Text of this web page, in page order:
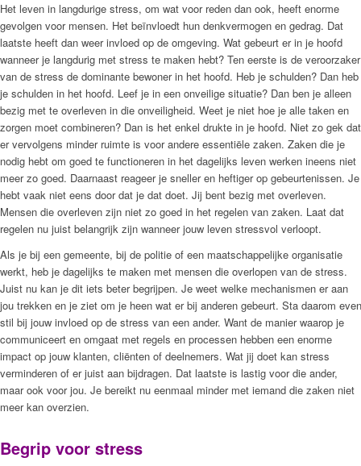
Het leven in langdurige stress, om wat voor reden dan ook, heeft enorme
gevolgen voor mensen. Het beïnvloedt hun denkvermogen en gedrag. Dat
laatste heeft dan weer invloed op de omgeving. Wat gebeurt er in je hoofd
wanneer je langdurig met stress te maken hebt? Ten eerste is de veroorzaker
van de stress de dominante bewoner in het hoofd. Heb je schulden? Dan heb
je schulden in het hoofd. Leef je in een onveilige situatie? Dan ben je alleen
bezig met te overleven in die onveiligheid. Weet je niet hoe je alle taken en
zorgen moet combineren? Dan is het enkel drukte in je hoofd. Niet zo gek dat
er vervolgens minder ruimte is voor andere essentiële zaken. Zaken die je
nodig hebt om goed te functioneren in het dagelijks leven werken ineens niet
meer zo goed. Daarnaast reageer je sneller en heftiger op gebeurtenissen. Je
hebt vaak niet eens door dat je dat doet. Jij bent bezig met overleven.
Mensen die overleven zijn niet zo goed in het regelen van zaken. Laat dat
regelen nu juist belangrijk zijn wanneer jouw leven stressvol verloopt.
Als je bij een gemeente, bij de politie of een maatschappelijke organisatie
werkt, heb je dagelijks te maken met mensen die overlopen van de stress.
Juist nu kan je dit iets beter begrijpen. Je weet welke mechanismen er aan
jou trekken en je ziet om je heen wat er bij anderen gebeurt. Sta daarom even
stil bij jouw invloed op de stress van een ander. Want de manier waarop je
communiceert en omgaat met regels en processen hebben een enorme
impact op jouw klanten, cliënten of deelnemers. Wat jij doet kan stress
verminderen of er juist aan bijdragen. Dat laatste is lastig voor die ander,
maar ook voor jou. Je bereikt nu eenmaal minder met iemand die zaken niet
meer kan overzien.
Begrip voor stress